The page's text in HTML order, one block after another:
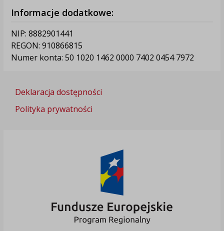
Informacje dodatkowe:
NIP: 8882901441
REGON: 910866815
Numer konta: 50 1020 1462 0000 7402 0454 7972
Deklaracja dostępności
Polityka prywatności